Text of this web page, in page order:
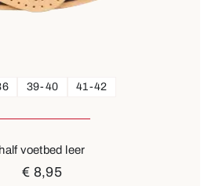
39-40 41-42
half voetbed leer
€ 8,95